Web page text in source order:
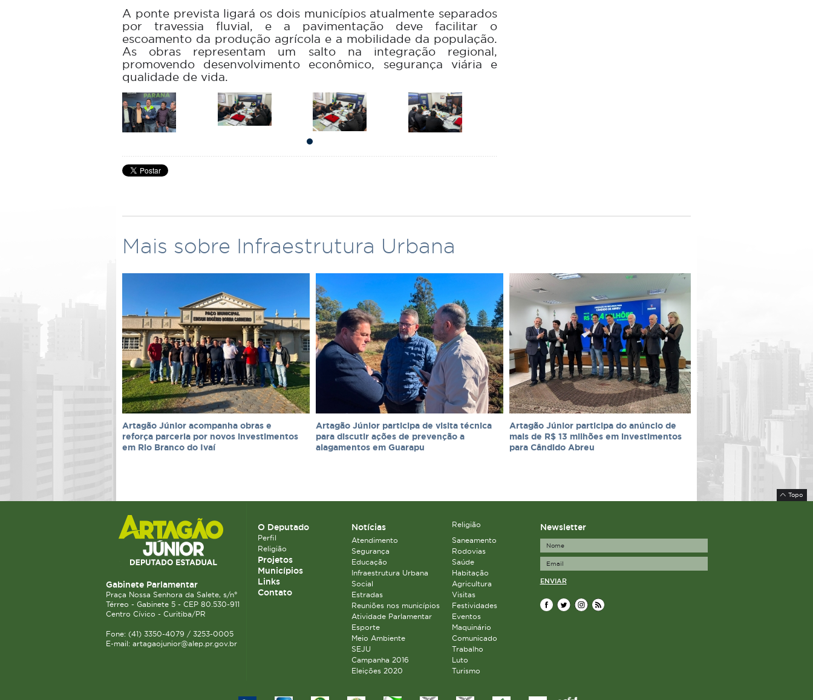
A ponte prevista ligará os dois municípios atualmente separados
por travessia fluvial, e a pavimentação deve facilitar o
escoamento da produção agrícola e a mobilidade da população.
As obras representam um salto na integração regional,
promovendo desenvolvimento econômico, segurança viária e
qualidade de vida.
Mais sobre Infraestrutura Urbana
Artagão Júnior acompanha obras e
reforça parceria por novos investimentos
em Rio Branco do Ivaí
Artagão Júnior participa de visita técnica
para discutir ações de prevenção a
alagamentos em Guarapu
Artagão Júnior participa do anúncio de
mais de R$ 13 milhões em investimentos
para Cândido Abreu
Topo
Gabinete Parlamentar
Praça Nossa Senhora da Salete, s/n°
Térreo - Gabinete 5 - CEP 80.530-911
Centro Cívico - Curitiba/PR
Fone: (41) 3350-4079 / 3253-0005
E-mail: artagaojunior@alep.pr.gov.br
O Deputado
Perfil
Religião
Projetos
Municípios
Links
Contato
Notícias
Religião
Atendimento
Saneamento
Segurança
Rodovias
Educação
Saúde
Infraestrutura Urbana
Habitação
Social
Agricultura
Estradas
Visitas
Reuniões nos municípios
Festividades
Atividade Parlamentar
Eventos
Esporte
Maquinário
Meio Ambiente
Comunicado
SEJU
Trabalho
Campanha 2016
Luto
Eleições 2020
Turismo
Newsletter
ENVIAR